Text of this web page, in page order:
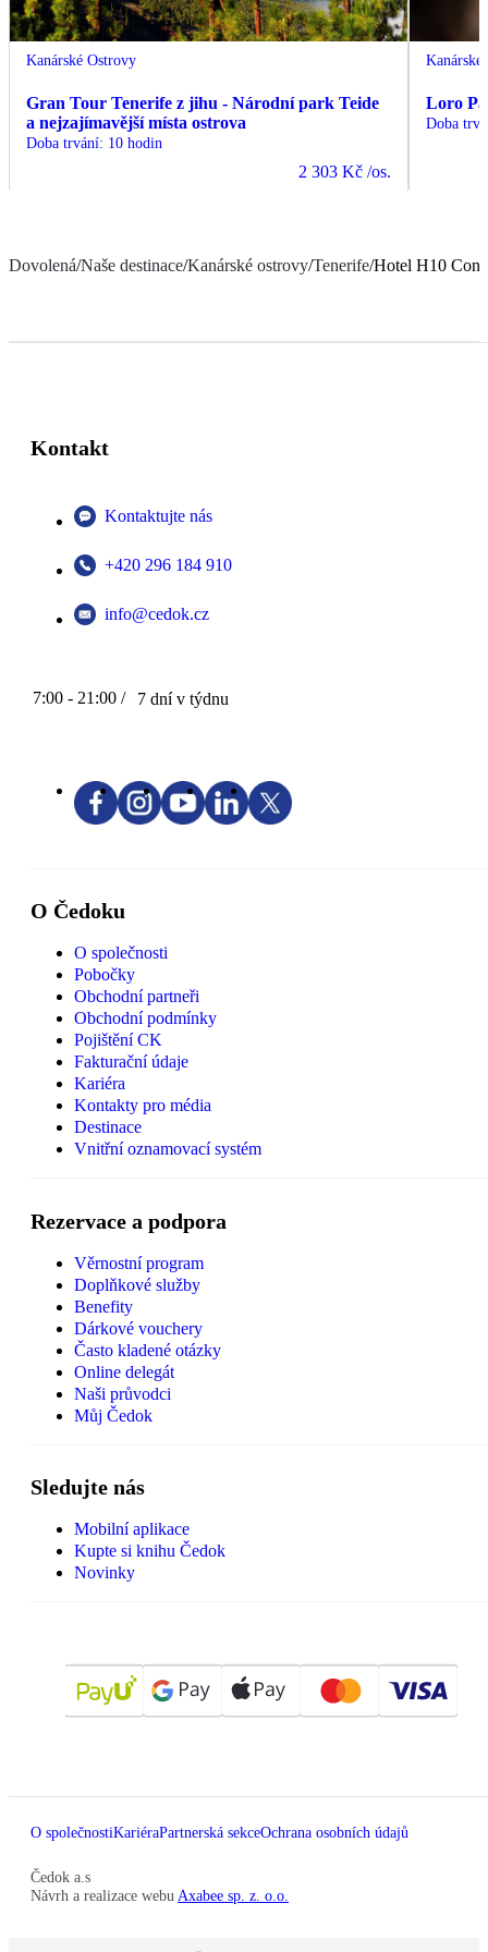
Kanárské Ostrovy
Gran Tour Tenerife z jihu - Národní park Teide
a nejzajímavější místa ostrova
Doba trvání: 10 hodin
2 303 Kč /os.
Loro
Doba
Dovolená/Naše destinace/Kanárské ostrovy/Tenerife/Hotel H10
Kontakt
Kontaktujte nás
+420 296 184 910
info@cedok.cz
7:00 - 21:00 / 7 dní v týdnu
O Čedoku
O společnosti
Pobočky
Obchodní partneři
Obchodní podmínky
Pojištění CK
Fakturační údaje
Kariéra
Kontakty pro média
Destinace
Vnitřní oznamovací systém
Rezervace a podpora
Věrnostní program
Doplňkové služby
Benefity
Dárkové vouchery
Často kladené otázky
Online delegát
Naši průvodci
Můj Čedok
Sledujte nás
Mobilní aplikace
Kupte si knihu Čedok
Novinky
O společnostiKariéraPartnerská sekceOchrana osobních údajů
Čedok a.s
Návrh a realizace webu Axabee sp. z. o.o.